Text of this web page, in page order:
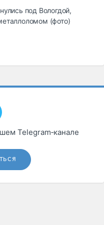
под Вологдой,
(фото)
Telegram‑канале